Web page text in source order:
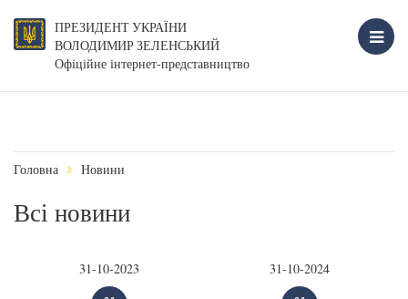
ПРЕЗИДЕНТ УКРАЇНИ
ВОЛОДИМИР ЗЕЛЕНСЬКИЙ
Офіційне інтернет-представництво
Головна Новини
Всі новини